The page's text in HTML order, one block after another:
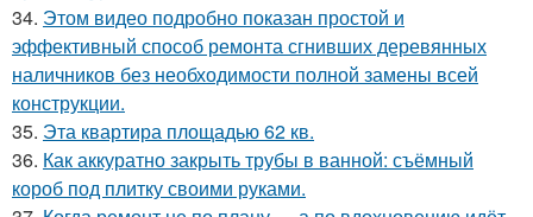
34. Этом видео подробно показан простой и
эффективный способ ремонта сгнивших деревянных
наличников без необходимости полной замены всей
конструкции.
35. Эта квартира площадью 62 кв.
36. Как аккуратно закрыть трубы в ванной: съёмный
короб под плитку своими руками.